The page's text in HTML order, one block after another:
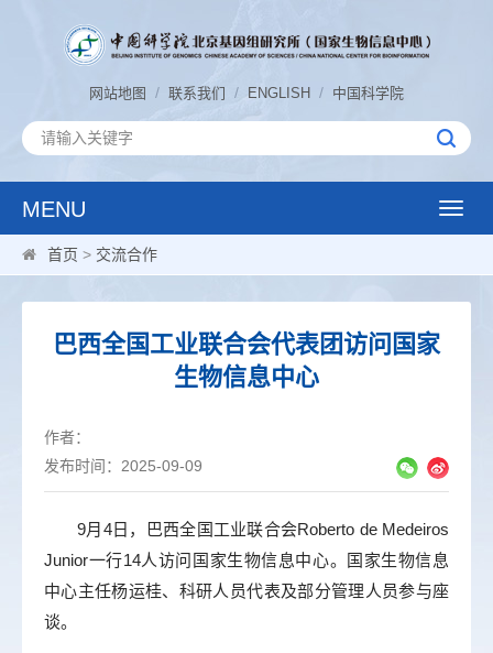
网站地图 / 联系我们 / ENGLISH / 中国科学院
MENU
Toggle
首页 > 交流合作
巴西全国工业联合会代表团访问国家
生物信息中心
作者：
发布时间：2025-09-09
9月4日，巴西全国工业联合会Roberto de Medeiros
Junior一行14人访问国家生物信息中心。国家生物信息
中心主任杨运桂、科研人员代表及部分管理人员参与座
谈。